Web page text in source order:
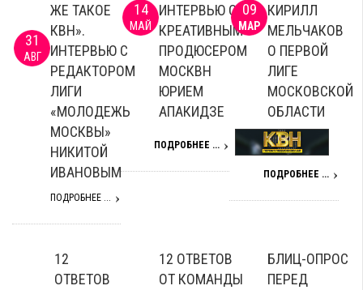
31
АВГ
ЖЕ ТАКОЕ
КВН».
ИНТЕРВЬЮ С
РЕДАКТОРОМ
ЛИГИ
«МОЛОДЕЖЬ
МОСКВЫ»
НИКИТОЙ
ИВАНОВЫМ
ПОДРОБНЕЕ ...
14
МАЙ
ИНТЕРВЬЮ С
КРЕАТИВНЫМ
ПРОДЮСЕРОМ
МОСКВН
ЮРИЕМ
АПАКИДЗЕ
ПОДРОБНЕЕ ...
09
МАР
КИРИЛЛ
МЕЛЬЧАКОВ
О ПЕРВОЙ
ЛИГЕ
МОСКОВСКОЙ
ОБЛАСТИ
ПОДРОБНЕЕ ...
12
ОТВЕТОВ
12 ОТВЕТОВ
ОТ КОМАНДЫ
БЛИЦ-ОПРОС
ПЕРЕД